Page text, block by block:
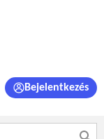
Bejelentkezés